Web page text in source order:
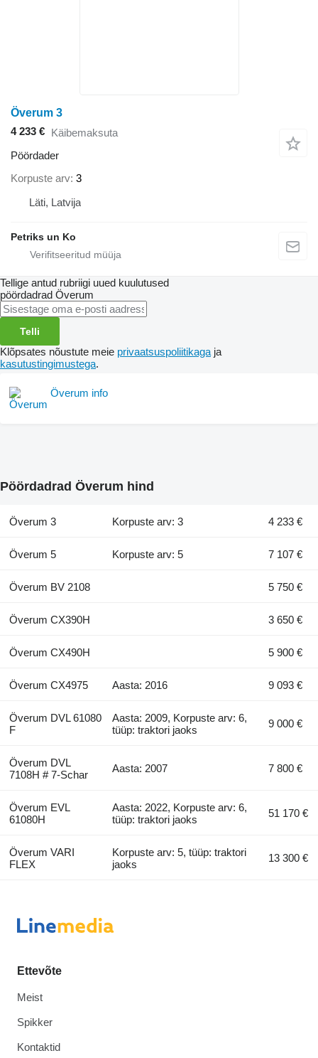
Överum 3
4 233 € Käibemaksuta
Pöördader
Korpuste arv 3
Läti, Latvija
Petriks un Ko
Tellige antud rubriigi uued kuulutused
pöördadrad Överum
Telli
Klõpsates nõustute meie privaatsuspoliitikaga ja
kasutustingimustega.
Överum info
Pöördadrad Överum hind
Överum 3 Korpuste arv: 3 4 233 €
Överum 5 Korpuste arv: 5 7 107 €
Överum BV 2108 5 750 €
Överum CX390H 3 650 €
Överum CX490H 5 900 €
Överum CX4975 Aasta: 2016 9 093 €
Överum DVL 61080
F
Aasta: 2009, Korpuste arv: 6,
tüüp: traktori jaoks
9 000 €
Överum DVL
7108H # 7-Schar
Aasta: 2007 7 800 €
Överum EVL
61080H
Aasta: 2022, Korpuste arv: 6,
tüüp: traktori jaoks
51 170 €
Överum VARI
FLEX
Korpuste arv: 5, tüüp: traktori
jaoks
13 300 €
Ettevõte
Meist
Spikker
Kontaktid